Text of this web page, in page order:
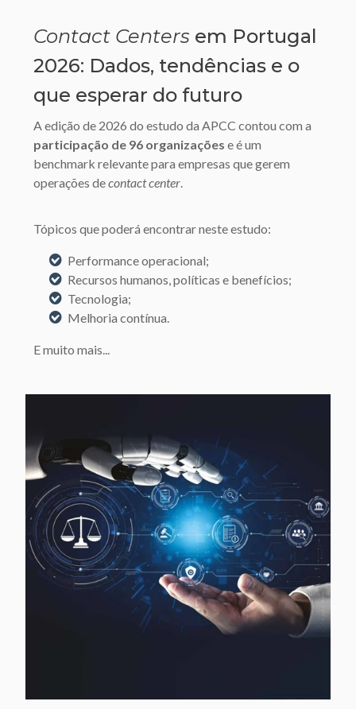
Contact Centers em Portugal
2026: Dados, tendências e o
que esperar do futuro
A edição de 2026 do estudo da APCC contou com a
participação de 96 organizações e é um
benchmark relevante para empresas que gerem
operações decontact center.
Tópicos que poderá encontrar neste estudo:
Performance operacional;
Recursos humanos, políticas e benefícios;
Tecnologia;
Melhoria contínua.
E muito mais...